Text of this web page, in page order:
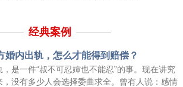
经典案例
婚内出轨，怎么才能得到赔偿？
一件“叔不可忍婶也不能忍”的事。现在讲究
没有多少人会选择委曲求全。曾有人说：感情